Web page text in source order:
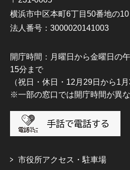
横浜市中区本町6丁目50番地の10
法人番号：3000020141003
開庁時間：月曜日から金曜日の
15分まで
（祝日・休日・12月29日から1月
※一部の窓口では開庁時間が異
市役所アクセス・駐車場